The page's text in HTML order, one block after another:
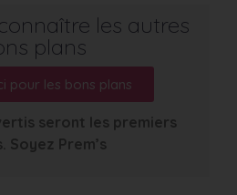
les autres
plans
pour les bons plans
seront les premiers
Soyez Prem’s